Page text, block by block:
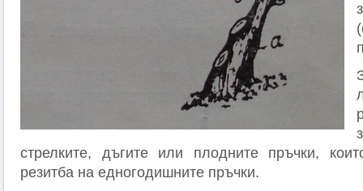
стрелките, дъгите или плодните пръчки,
резитба на едногодишните пръчки.